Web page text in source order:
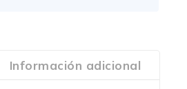
Información adicional